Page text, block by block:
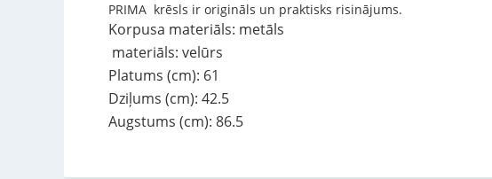
PRIMA krēsls ir origināls un praktisks risinājums.
Korpusa materiāls: metāls
materiāls: velūrs
Platums (cm): 61
Dziļums (cm): 42.5
Augstums (cm): 86.5